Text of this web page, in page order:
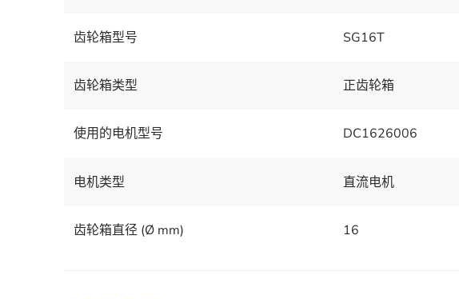
齿轮箱型号 SG16T
齿轮箱类型 正齿轮箱
使用的电机型号 DC1626006
电机类型 直流电机
齿轮箱直径 (Ø mm) 16